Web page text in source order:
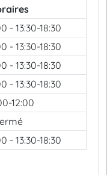
- 13:30-18:30
- 13:30-18:30
- 13:30-18:30
- 13:30-18:30
12:00
- 13:30-18:30